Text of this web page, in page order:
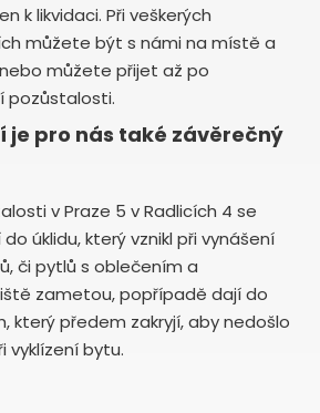
k likvidaci. Při veškerých
můžete být s námi na místě a
můžete přijet až po
pozůstalosti.
je pro nás také závěrečný
v Praze 5 v Radlicích 4 se
úklidu, který vznikl při vynášení
či pytlů s oblečením a
zametou, popřípadě dají do
který předem zakryjí, aby nedošlo
vyklízení bytu.